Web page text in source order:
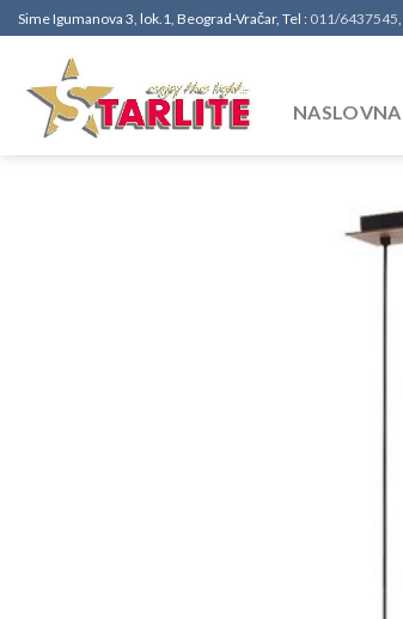
Sime Igumanova 3, lok.1, Beograd-Vračar, Tel : 011/6437545
NASLOVNA